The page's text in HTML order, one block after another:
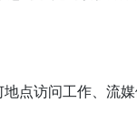
点访问工作、流